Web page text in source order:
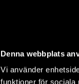
Denna webbplats
Vi använder
funktioner för sociala